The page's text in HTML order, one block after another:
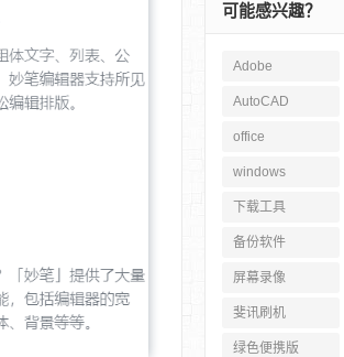
可能感兴趣？
Adobe
AutoCAD
office
windows
下载工具
备份软件
屏幕录像
斐讯刷机
绿色便携版